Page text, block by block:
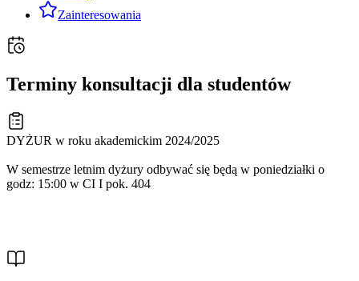
Zainteresowania
Terminy konsultacji dla studentów
DYŻUR w roku akademickim 2024/2025
W semestrze letnim dyżury odbywać się będą w poniedziałki o
godz: 15:00 w CI I pok. 404